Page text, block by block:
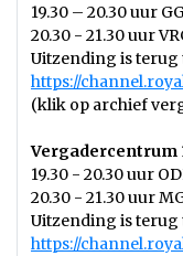
19.30 – 20.30 uur
20.30 - 21.30 uur
Uitzending is terug
https://
(klik op archief
Vergadercentrum
19.30 - 20.30 uur
20.30 - 21.30 uur
Uitzending is terug
https://